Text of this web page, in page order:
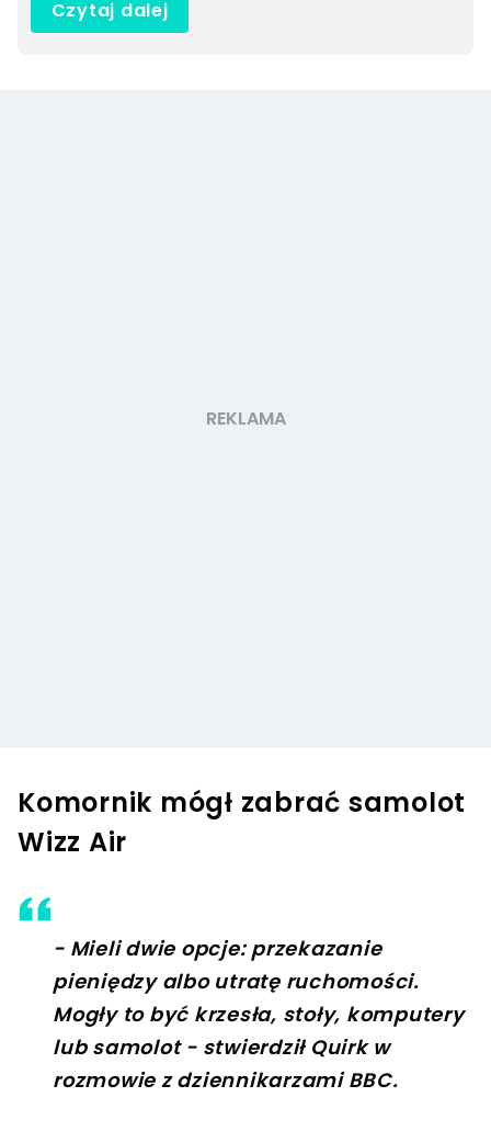
Czytaj dalej
Komornik mógł zabrać samolot
Wizz Air
- Mieli dwie opcje: przekazanie
pieniędzy albo utratę ruchomości.
Mogły to być krzesła, stoły, komputery
lub samolot - stwierdził Quirk w
rozmowie z dziennikarzami BBC.